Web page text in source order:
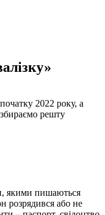
2022 року, а
решту
якими пишаються
розрядився або не